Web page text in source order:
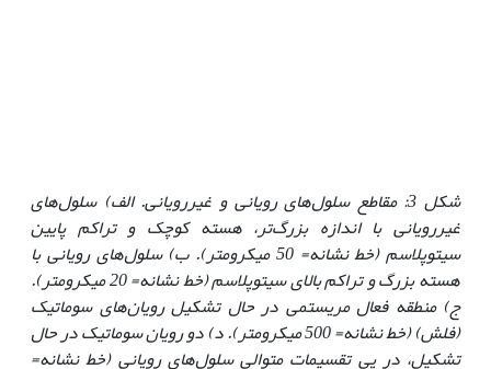
شکل 3: مقاطع سلول‌های رویانی و غیررویانی. الف) سلول‌های
غیررویانی با اندازه بزرگ‌تر، هسته کوچک و تراکم پایین
سیتوپلاسم (خط نشانه= 50 میکرو‌متر)
. ب) سلول‌های رویانی با
هسته بزرگ و تراکم بالای سیتوپلاسم (خط نشانه= 20 میکرو‌متر).
ج) منطقه فعال مریستمی در حال تشکیل رویان‌های سوماتیک
(فلش) (خط نشانه= 500 میکرو‌متر)
.د) دو رویان سوماتیک در حال
تشکیل، در پی تقسیمات متوالی سلول‌های رویانی (خط نشانه=